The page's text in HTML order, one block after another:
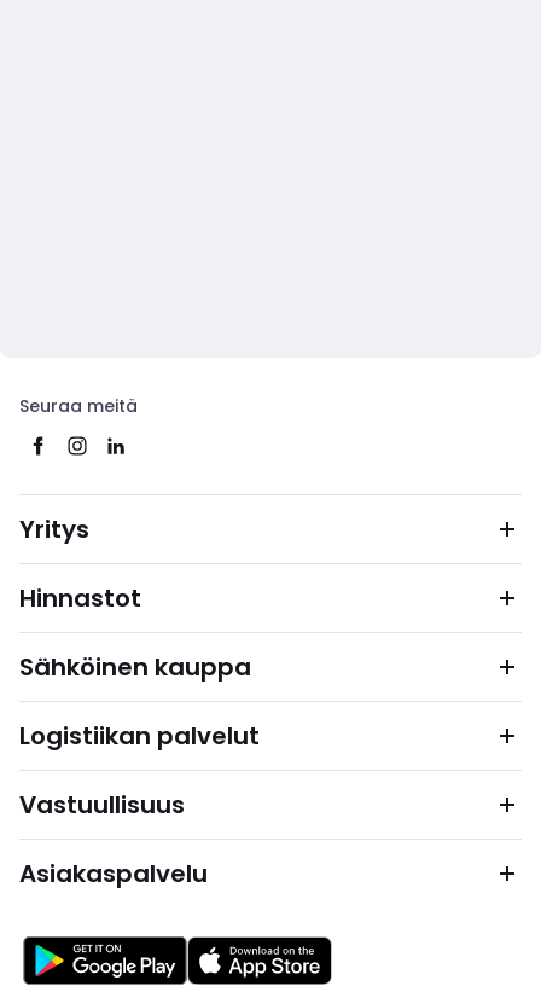
Seuraa meitä
Yritys
Hinnastot
Sähköinen kauppa
Logistiikan palvelut
Vastuullisuus
Asiakaspalvelu